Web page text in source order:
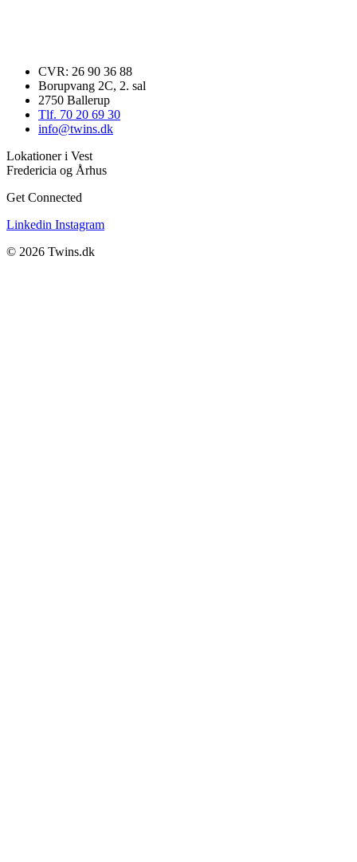
CVR: 26 90 36 88
Borupvang 2C, 2. sal
2750 Ballerup
Tlf. 70 20 69 30
info@twins.dk
Lokationer i Vest
Fredericia og Århus
Get Connected
Linkedin Instagram
© 2026 Twins.dk